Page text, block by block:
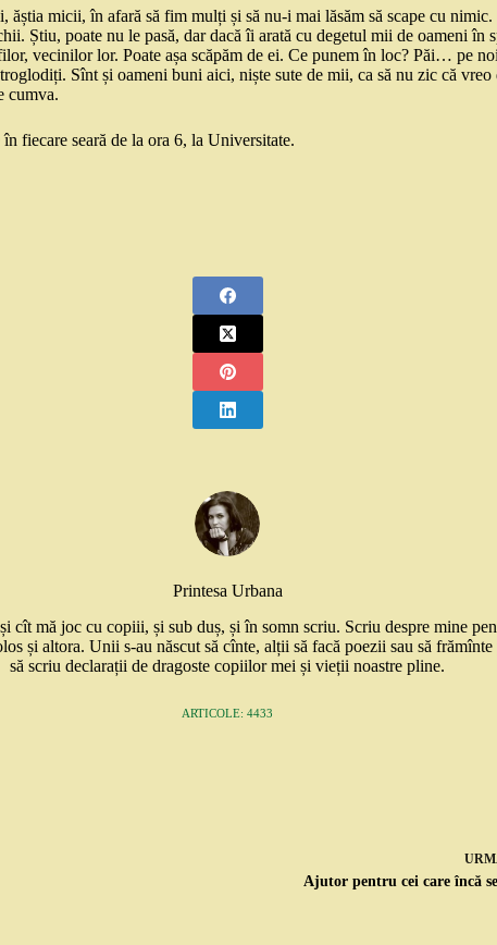
ăștia micii, în afară să fim mulți și să nu-i mai lăsăm să scape cu nimic.
Știu, poate nu le pasă, dar dacă îi arată cu degetul mii de oameni în
vecinilor lor. Poate așa scăpăm de ei. Ce punem în loc? Păi… pe
Sînt și oameni buni aici, niște sute de mii, ca să nu zic că
cumva.
fiecare seară de la ora 6, la Universitate.
Printesa Urbana
cît mă joc cu copiii, și sub duș, și în somn scriu. Scriu despre mine
și altora. Unii s-au născut să cînte, alții să facă poezii sau să
să scriu declarații de dragoste copiilor mei și vieții noastre pline.
ARTICOLE: 4433
Ajutor pentru cei care încă